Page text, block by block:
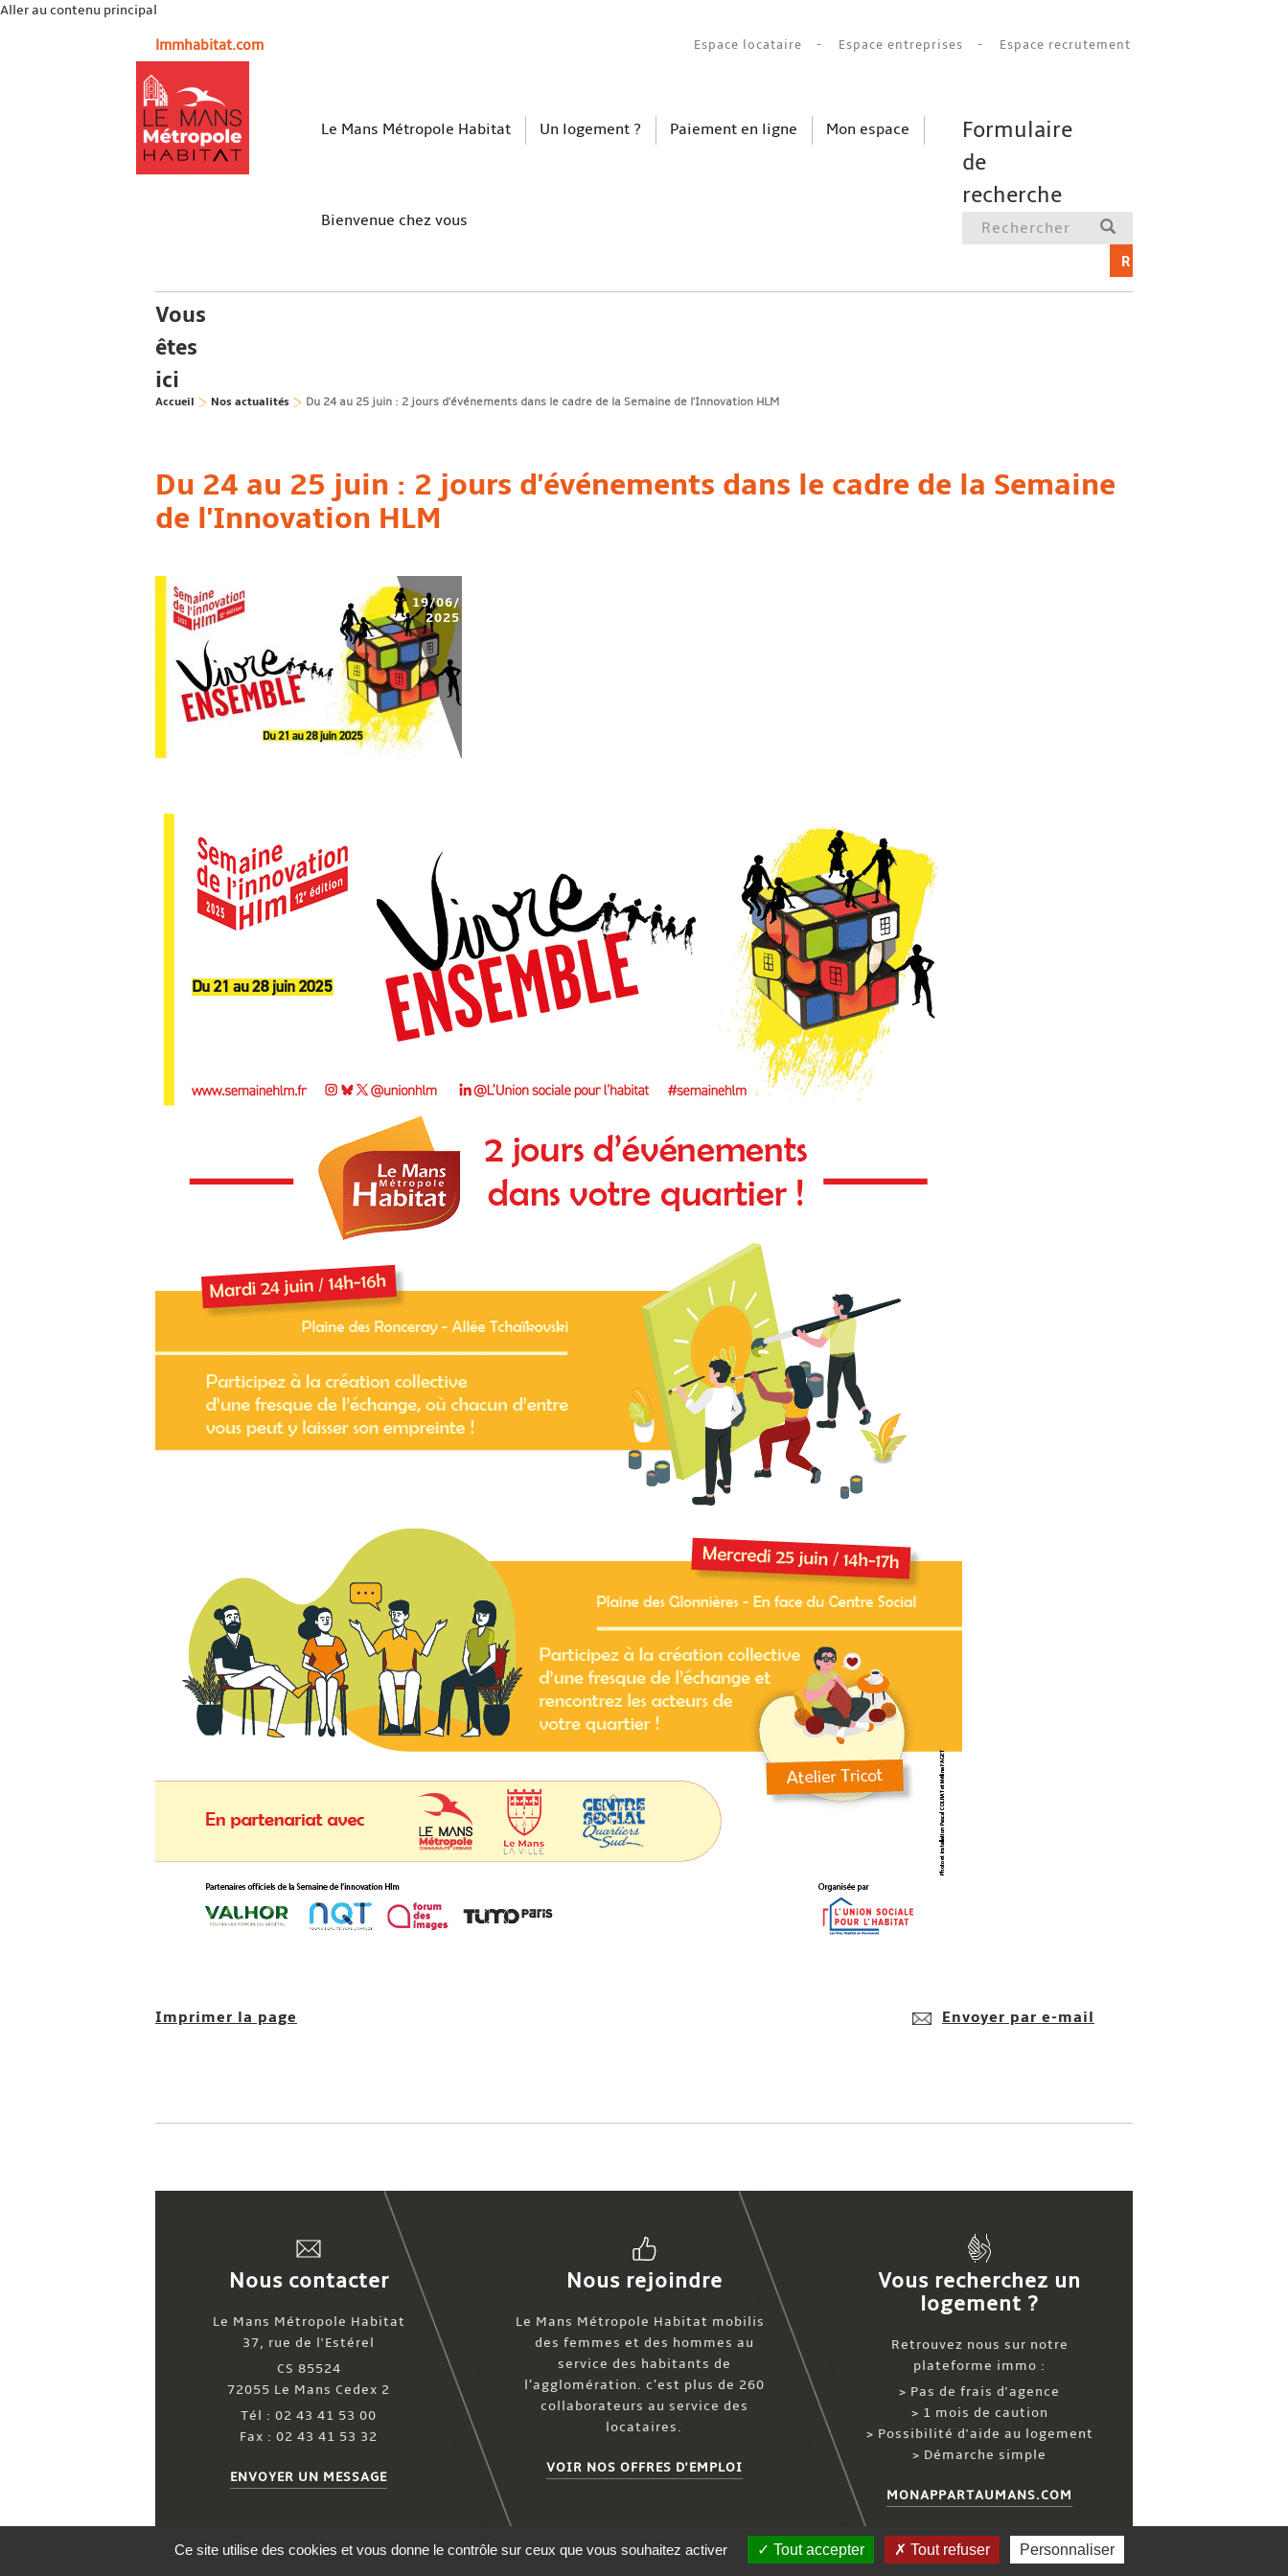
Aller au contenu principal
lmmhabitat.com Espace locataire Espace entreprises Espace recrutement
Le Mans Métropole Habitat Un logement ? Paiement en ligne Mon espace
Bienvenue chez vous
Formulaire
de
recherche
RECHERCHER
Vous
êtes
ici
Accueil Nos actualités Du 24 au 25 juin : 2 jours d'événements dans le cadre de la Semaine de l'Innovation HLM
Du 24 au 25 juin : 2 jours d'événements dans le cadre de la Semaine
de l'Innovation HLM
19/06/
2025
Imprimer la page Envoyer par e-mail
Nous contacter
Le Mans Métropole Habitat
37, rue de l'Estérel
CS 85524
72055 Le Mans Cedex 2
Tél : 02 43 41 53 00
Fax : 02 43 41 53 32
ENVOYER UN MESSAGE
Nous rejoindre
Le Mans Métropole Habitat mobilise
des femmes et des hommes au
service des habitants de
l’agglomération. c’est plus de 260
collaborateurs au service des
locataires.
VOIR NOS OFFRES D'EMPLOI
Vous recherchez un
logement ?
Retrouvez nous sur notre
plateforme immo :
> Pas de frais d'agence
> 1 mois de caution
> Possibilité d'aide au logement
> Démarche simple
MONAPPARTAUMANS.COM
Office Public de l’Habitat, Le Mans Métropole 2016 Accessibilité Contact Mentions légales Plan du site
Ce site utilise des cookies et vous donne le contrôle sur ceux que vous souhaitez activer Tout accepter Tout refuser Personnaliser